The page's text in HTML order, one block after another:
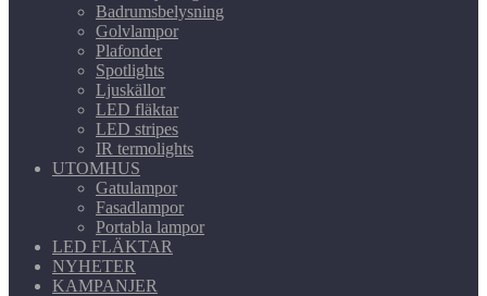
Badrumsbelysning
Golvlampor
Plafonder
Spotlights
Ljuskällor
LED fläktar
LED stripes
IR termolights
UTOMHUS
Gatulampor
Fasadlampor
Portabla lampor
LED FLÄKTAR
NYHETER
KAMPANJER